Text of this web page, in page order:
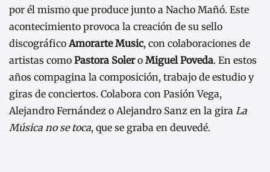
por él mismo que produce junto a Nacho Mañó. Este
acontecimiento provoca la creación de su sello
discográficoAmorarte Music, con colaboraciones de
artistas como Pastora Solero Miguel Poveda. En estos
años compagina la composición, trabajo de estudio y
giras de conciertos. Colabora con Pasión Vega,
Alejandro Fernández o Alejandro Sanz en la gira La
Música no se toca, que se graba en deuvedé.